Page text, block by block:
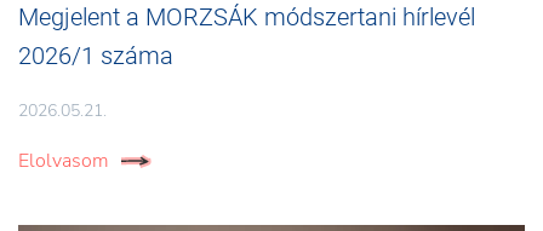
Megjelent a MORZSÁK módszertani hírlevél
2026/1 száma
2026.05.21.
Elolvasom